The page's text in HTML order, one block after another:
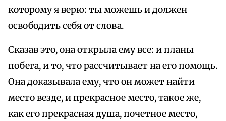
которому я верю: ты можешь и должен
освободить себя от слова.
Сказав это, она открыла ему все: и планы
побега, и то, что рассчитывает на его помощь.
Она доказывала ему, что он может найти
место везде, и прекрасное место, такое же,
как его прекрасная душа, почетное место,